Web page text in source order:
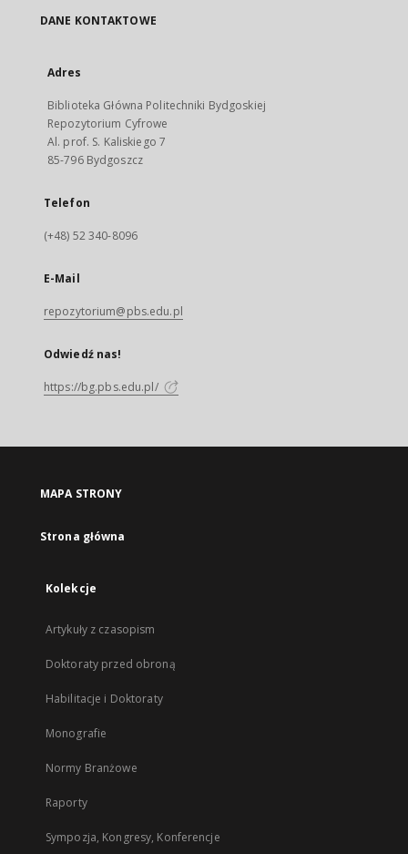
DANE KONTAKTOWE
Adres
Biblioteka Główna Politechniki Bydgoskiej
Repozytorium Cyfrowe
Al. prof. S. Kaliskiego 7
85-796 Bydgoszcz
Telefon
(+48) 52 340-8096
E-Mail
repozytorium@pbs.edu.pl
Odwiedź nas!
https://bg.pbs.edu.pl/
MAPA STRONY
Strona główna
Kolekcje
Artykuły z czasopism
Doktoraty przed obroną
Habilitacje i Doktoraty
Monografie
Normy Branżowe
Raporty
Sympozja, Kongresy, Konferencje